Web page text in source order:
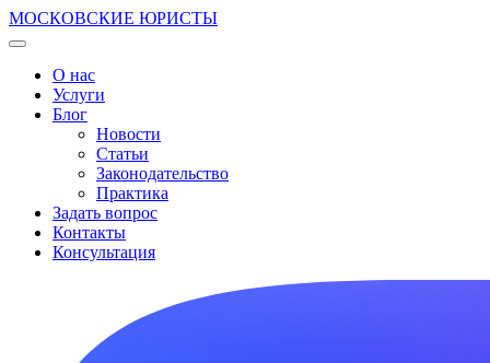
МОСКОВСКИЕ ЮРИСТЫ
О нас
Услуги
Блог
Новости
Статьи
Законодательство
Практика
Задать вопрос
Контакты
Консультация